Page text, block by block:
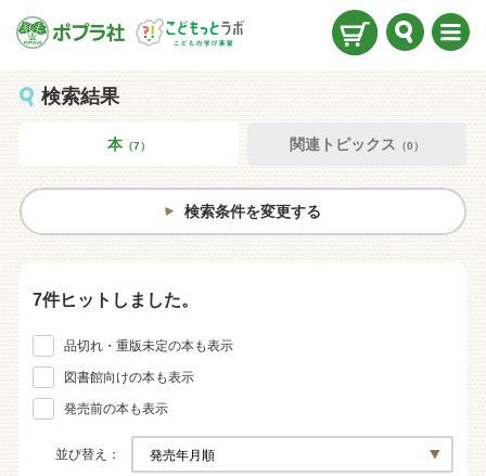
検索結果
本（7） 関連トピックス （0）
検索条件を変更する
7件ヒットしました。
品切れ・重版未定の本も表示
図書館向けの本も表示
発売前の本も表示
並び替え